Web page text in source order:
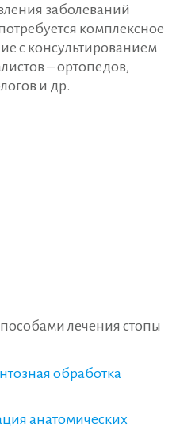
заболеваний
комплексное
с консультированием
– ортопедов,
и др.
лечения стопы
обработка
анатомических